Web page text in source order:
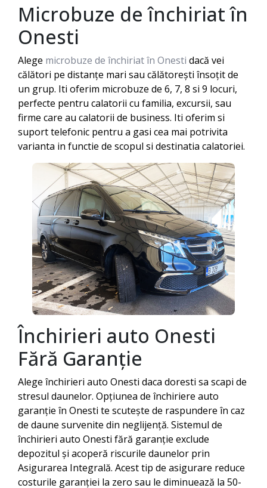
Microbuze de închiriat în
Onesti
Alege microbuze de închiriat în Onesti dacă vei
călători pe distanțe mari sau călătorești însoțit de
un grup. Iti oferim microbuze de 6, 7, 8 si 9 locuri,
perfecte pentru calatorii cu familia, excursii, sau
firme care au calatorii de business. Iti oferim si
suport telefonic pentru a gasi cea mai potrivita
varianta in functie de scopul si destinatia calatoriei.
Închirieri auto Onesti
Fără Garanție
Alege închirieri auto Onesti daca doresti sa scapi de
stresul daunelor. Opțiunea de închiriere auto
garanție în Onesti te scutește de raspundere în caz
de daune survenite din neglijență. Sistemul de
închirieri auto Onesti fără garanție exclude
depozitul și acoperă riscurile daunelor prin
Asigurarea Integrală. Acest tip de asigurare reduce
costurile garanției la zero sau le diminuează la 50-